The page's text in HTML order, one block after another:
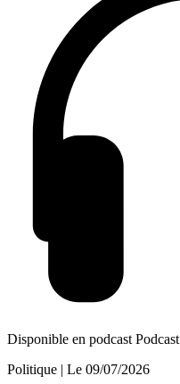
Disponible en podcast Podcast
Politique | Le 09/07/2026